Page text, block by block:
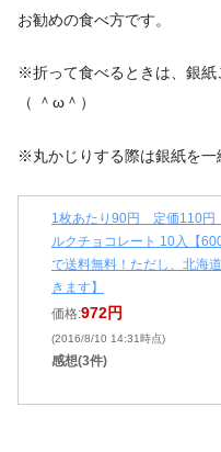
お勧めの食べ方です。
※折って食べるときは、銀紙
（ ＾ω＾）
※丸かじりする際は銀紙を
1枚あたり90円 定価110
ルクチョコレート 10入【
で送料無料！ただし、北海
きます】
価格:972円
(2016/8/10 14:31時点)
感想(3件)